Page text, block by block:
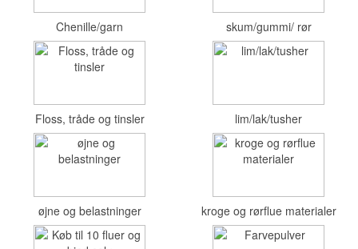
Chenille/garn skum/gummi/ rør
Floss, tråde og tinsler lim/lak/tusher
øjne og belastninger kroge og rørflue materialer